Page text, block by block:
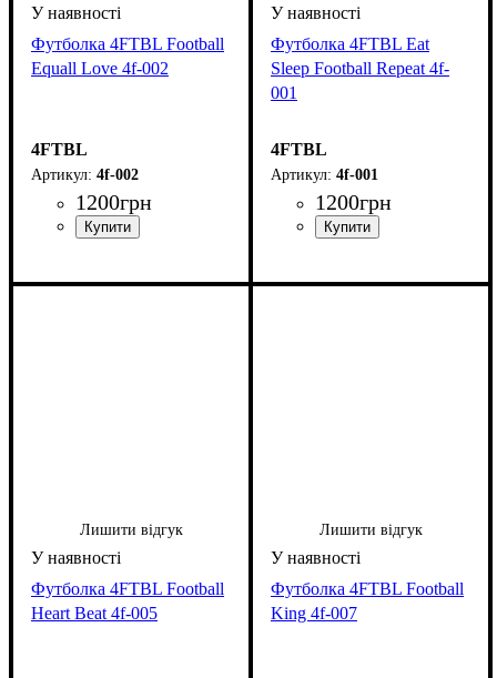
Футболка 4FTBL Football
Equall Love 4f-002
4FTBL
4f-002
1200грн
Футболка 4FTBL Eat
Sleep Football Repeat 4f-
001
4FTBL
4f-001
1200грн
Лишити відгук
Футболка 4FTBL Football
Heart Beat 4f-005
Лишити відгук
Футболка 4FTBL Football
King 4f-007